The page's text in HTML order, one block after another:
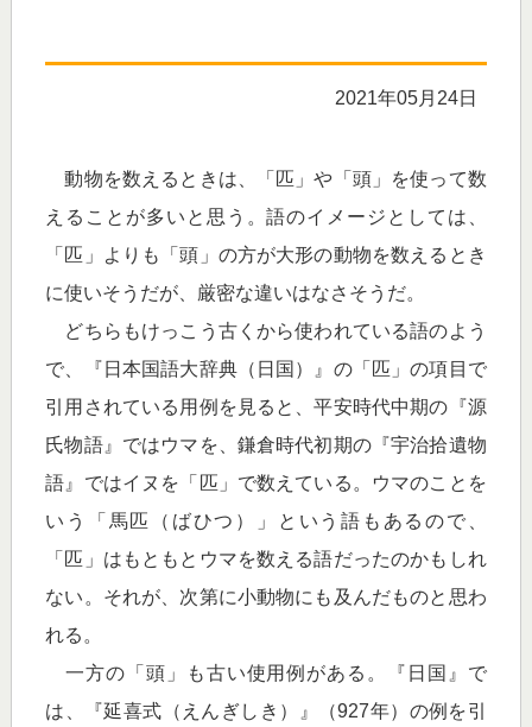
2021年05月24日
動物を数えるときは、「匹」や「頭」を使って数
えることが多いと思う。語のイメージとしては、
「匹」よりも「頭」の方が大形の動物を数えるとき
に使いそうだが、厳密な違いはなさそうだ。
どちらもけっこう古くから使われている語のよう
で、『日本国語大辞典（日国）』の「匹」の項目で
引用されている用例を見ると、平安時代中期の『源
氏物語』ではウマを、鎌倉時代初期の『宇治拾遺物
語』ではイヌを「匹」で数えている。ウマのことを
いう「馬匹（ばひつ）」という語もあるので、
「匹」はもともとウマを数える語だったのかもしれ
ない。それが、次第に小動物にも及んだものと思わ
れる。
一方の「頭」も古い使用例がある。『日国』で
は、『延喜式（えんぎしき）』（927年）の例を引